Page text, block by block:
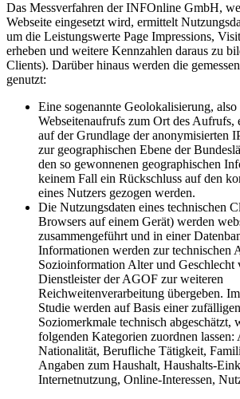
Das Messverfahren der INFOnline GmbH,
Webseite eingesetzt wird, ermittelt
um die Leistungswerte Page Impressions,
erheben und weitere Kennzahlen daraus zu
Clients). Darüber hinaus werden die
genutzt:
Eine sogenannte Geolokalisierung,
Webseitenaufrufs zum Ort des Aufrufs,
auf der Grundlage der anonymisierten
zur geographischen Ebene der
den so gewonnenen geographischen
keinem Fall ein Rückschluss auf den
eines Nutzers gezogen werden.
Die Nutzungsdaten eines technischen
Browsers auf einem Gerät) werden
zusammengeführt und in einer
Informationen werden zur technischen
Sozioinformation Alter und Geschlecht
Dienstleister der AGOF zur weiteren
Reichweitenverarbeitung übergeben.
Studie werden auf Basis einer
Soziomerkmale technisch abgeschätzt,
folgenden Kategorien zuordnen lassen:
Nationalität, Berufliche Tätigkeit,
Angaben zum Haushalt, Haushalts-
Internetnutzung, Online-Interessen,